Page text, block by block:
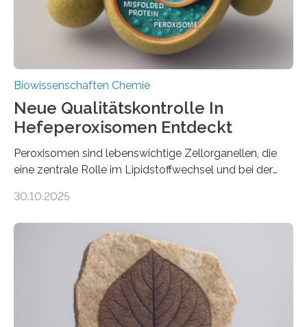
Biowissenschaften Chemie
Neue Qualitätskontrolle In
Hefeperoxisomen Entdeckt
Peroxisomen sind lebenswichtige Zellorganellen, die
eine zentrale Rolle im Lipidstoffwechsel und bei der
erfüllen können, müssen zahlreiche Enzyme präzise in
der Ruhr-Universität Bochum um Prof. Dr. Ralf Erdmann
und Dr. Ismaila Francis Yusuf hat nun einen bislang
unbekannten Qualitätskontrollmechanismus des
peroxisomalen Proteintransports in der Bäckerhefe
Saccharomyces cerevisiae entdeckt, der für die
Funktionsfähigkeit der Organellen entscheidend ist. Die
30.10.2025